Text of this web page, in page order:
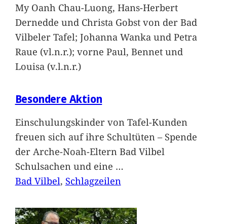
My Oanh Chau-Luong, Hans-Herbert
Dernedde und Christa Gobst von der Bad
Vilbeler Tafel; Johanna Wanka und Petra
Raue (vl.n.r.); vorne Paul, Bennet und
Louisa (v.l.n.r.)
Besondere Aktion
Einschulungskinder von Tafel-Kunden
freuen sich auf ihre Schultüten – Spende
der Arche-Noah-Eltern Bad Vilbel
Schulsachen und eine …
Bad Vilbel, Schlagzeilen